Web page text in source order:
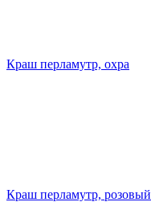
Краш перламутр, охра
Краш перламутр, розовый